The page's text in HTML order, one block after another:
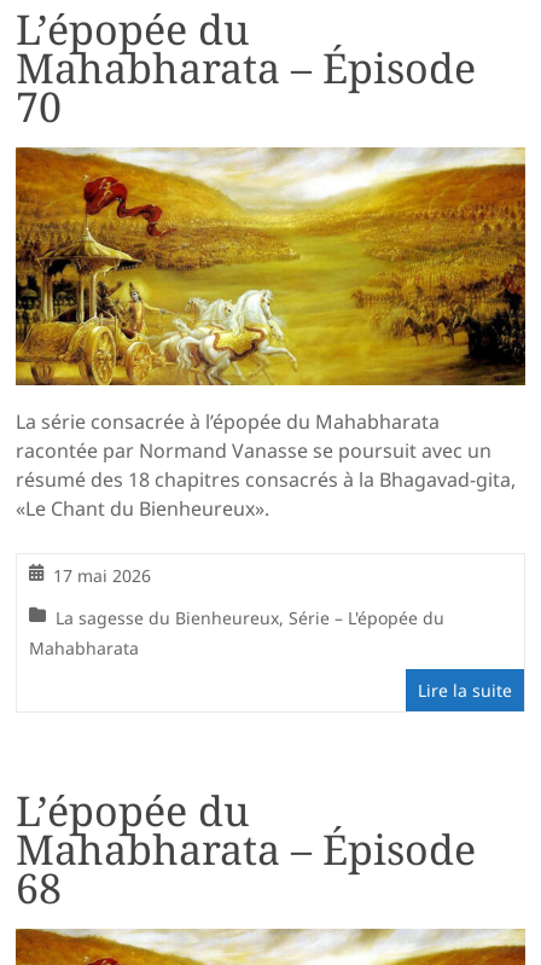
L’épopée du
Mahabharata – Épisode
70
La série consacrée à l’épopée du Mahabharata
racontée par Normand Vanasse se poursuit avec un
résumé des 18 chapitres consacrés à la Bhagavad-gita,
«Le Chant du Bienheureux».
17 mai 2026
La sagesse du Bienheureux,Série – L'épopée du
Mahabharata
Lire la suite
L’épopée du
Mahabharata – Épisode
68